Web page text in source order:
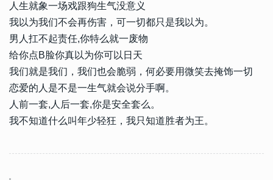
人生就象一场戏跟狗生气没意义
我以为我们不会再伤害，可一切都只是我以为。
男人扛不起责任,你特么就一废物
给你点B脸你真以为你可以日天
我们就是我们，我们也会脆弱，何必要用微笑去掩饰一切
恋爱的人是不是一生气就会说分手啊。
人前一套,人后一套,你是安全套么。
我不知道什么叫年少轻狂，我只知道胜者为王。